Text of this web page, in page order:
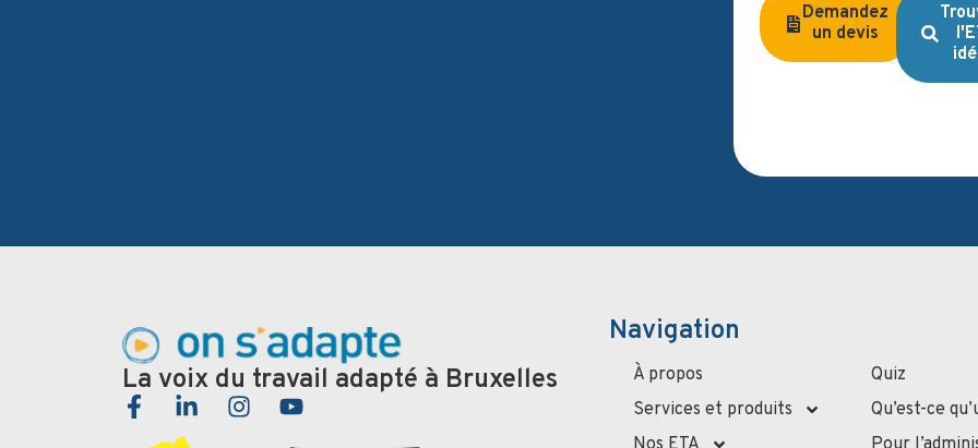
Demandez
un devis
La voix du travail adapté à Bruxelles
Navigation
À propos
Services et produits
Quiz
Qu’est-ce